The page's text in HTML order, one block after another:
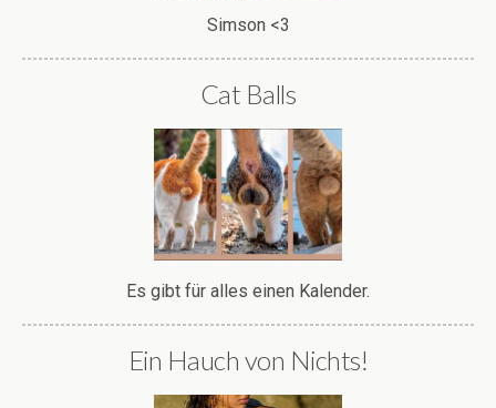
Simson <3
Cat Balls
Es gibt für alles einen Kalender.
Ein Hauch von Nichts!